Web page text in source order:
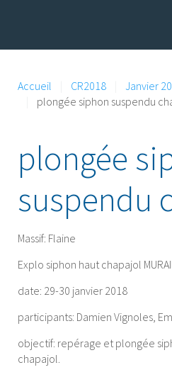
Accueil CR2018
Janvier
plongée siphon suspendu
plongée
suspendu
Massif: Flaine
Explo siphon haut chapajol
date: 29-30 janvier 2018
participants: Damien Vignoles,
objectif: repérage et plongée
chapajol.